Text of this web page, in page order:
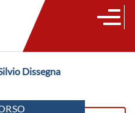
Dissegna